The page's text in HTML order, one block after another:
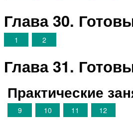
Глава 30.
1 2
Глава 31.
Практические
9
10 11 12